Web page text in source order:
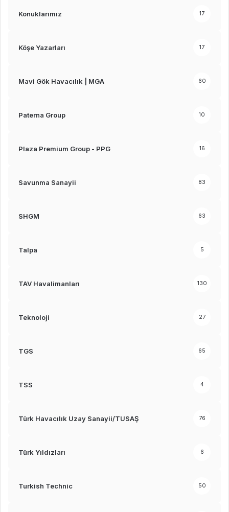
Konuklarımız 17
Köşe Yazarları 17
Mavi Gök Havacılık | MGA 60
Paterna Group 10
Plaza Premium Group - PPG 16
Savunma Sanayii 83
SHGM 63
Talpa 5
TAV Havalimanları 130
Teknoloji 27
TGS 65
TSS 4
Türk Havacılık Uzay Sanayii/TUSAŞ 76
Türk Yıldızları 6
Turkish Technic 50